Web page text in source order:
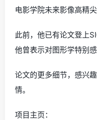
电影学院未来影像高精
此前，他已有论文登上
他曾表示对图形学特别感
论文的更多细节，感兴
情。
项目主页：